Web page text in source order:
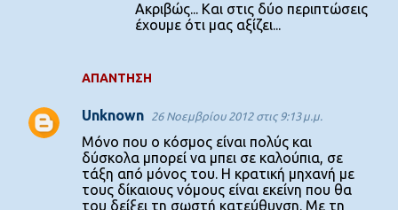
ΑΠΆΝΤΗΣΗ
Ακριβώς... Και στις δύο περιπτώσεις
έχουμε ότι μας αξίζει...
Unknown 26 Νοεμβρίου 2012 στις 9:13 μ.μ.
Μόνο που ο κόσμος είναι πολύς και
δύσκολα μπορεί να μπει σε καλούπια, σε
τάξη από μόνος του. Η κρατική μηχανή με
τους δίκαιους νόμους είναι εκείνη που θα
του δείξει τη σωστή κατεύθυνση. Με τη